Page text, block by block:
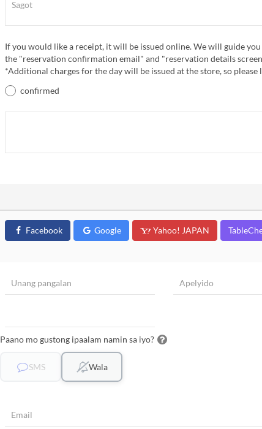
If you would like a receipt, it will be issued online. We will guide
the "reservation confirmation email" and "reservation details
*Additional charges for the day will be issued at the store, so please
confirmed
Facebook Google Yahoo! JAPAN
Paano mo gustong ipaalam namin sa iyo?
SMS Wala